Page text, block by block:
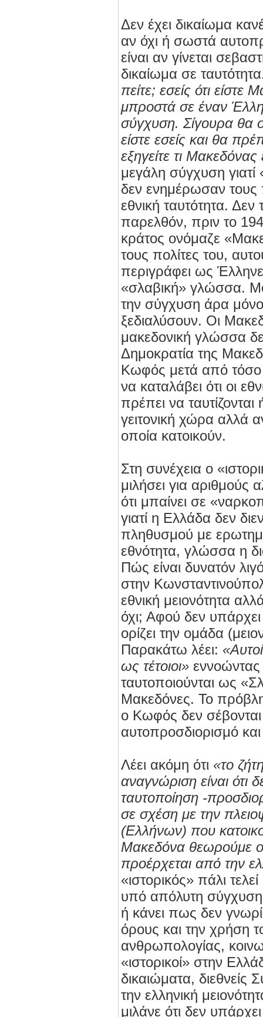
Δεν έχει δικαίωμα
αν όχι ή σωστά
είναι αν γίνεται
δικαίωμα σε
πείτε; εσείς ότι είστε
μπροστά σε έναν
σύγχυση. Σίγουρα θα
είστε εσείς και θα
εξηγείτε τι Μακεδόνας
μεγάλη σύγχυση
δεν ενημέρωσαν τους
εθνική ταυτότητα. Δεν
παρελθόν, πριν το
κράτος ονόμαζε
τους πολίτες του,
περιγράφει ως
«σλαβική» γλώσσα.
την σύγχυση άρα
ξεδιαλύσουν. Οι
μακεδονική γλώσσα
Δημοκρατία της
Κωφός μετά από τόσο
να καταλάβει ότι οι
πρέπει να
γειτονική χώρα αλλά
οποία κατοικούν.
Στη συνέχεια ο
μιλήσει για αριθμούς
ότι μπαίνει σε
γιατί η Ελλάδα δεν
πληθυσμού με
εθνότητα, γλώσσα η
Πώς είναι δυνατόν
στην
εθνική μειονότητα
όχι; Αφού δεν
ορίζει την ομάδα
Παρακάτω λέει:
ως τέτοιοι»
ταυτοποιούνται ως
Μακεδόνες. Το
ο Κωφός δεν
αυτοπροσδιορισμό
Λέει ακόμη ότι «το
αναγνώριση είναι ότι
ταυτοποίηση -
σε σχέση με την
(Ελλήνων) που
Μακεδόνα θεωρούμε
προέρχεται από την
«ιστορικός» πάλι
υπό απόλυτη σύγχυση.
ή κάνει πως δεν
όρους και την χρήση
ανθρωπολογίας,
«ιστορικοί» στην
δικαιώματα, διεθνείς
την ελληνική
μιλάνε ότι δεν